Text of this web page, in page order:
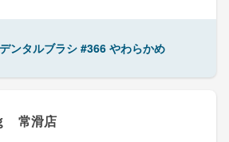
ンタルブラシ #366 やわらかめ
常滑店